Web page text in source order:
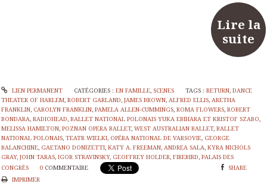
Lire la
suite
LIEN PERMANENT CATÉGORIES : EN FAMILLE, SCENES TAGS :RETURN ,DANCE
THEATER OF HARLEM ROBERT GARLAND JAMES BROWN ALFRED ELLIS ARETHA
FRANKLIN CAROLYN FRANKLIN PAMELA ALLEN-CUMMINGS ROMA FLOWERS ROBERT
BONDARA RADIOHEAD BALLET NATIONAL POLONAIS YUKA EBIHARA ET KRISTOF SZABO
MELISSA HAMILTON POZNAN OPERA BALLET, WEST AUSTRALIAN BALLET, BALLET
NATIONAL POLONAIS TEATR WIELKI OPÉRA NATIONAL DE VARSOVIE GEORGE
BALANCHINE GAETANO DONIZETTI KATY A. FREEMAN ANDREA SALA KYRA NICHOLS
GRAY, JOHN TARAS IGOR STRAVINSKY, GEOFFREY HOLDER FIREBIRD PALAIS DES
CONGRÈS
0 COMMENTAIRE
SHARE
IMPRIMER